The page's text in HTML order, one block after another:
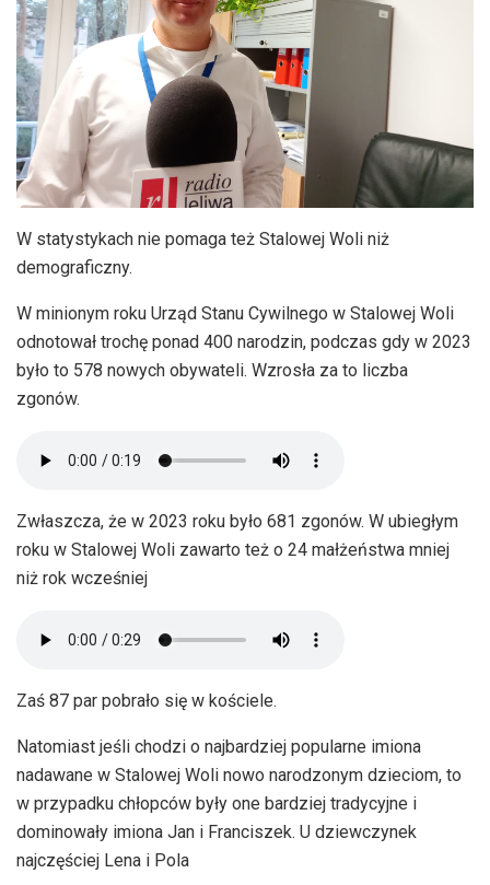
W statystykach nie pomaga też Stalowej Woli niż
demograficzny.
W minionym roku Urząd Stanu Cywilnego w Stalowej Woli
odnotował trochę ponad 400 narodzin, podczas gdy w 2023
było to 578 nowych obywateli. Wzrosła za to liczba
zgonów.
Zwłaszcza, że w 2023 roku było 681 zgonów. W ubiegłym
roku w Stalowej Woli zawarto też o 24 małżeństwa mniej
niż rok wcześniej
Zaś 87 par pobrało się w kościele.
Natomiast jeśli chodzi o najbardziej popularne imiona
nadawane w Stalowej Woli nowo narodzonym dzieciom, to
w przypadku chłopców były one bardziej tradycyjne i
dominowały imiona Jan i Franciszek. U dziewczynek
najczęściej Lena i Pola